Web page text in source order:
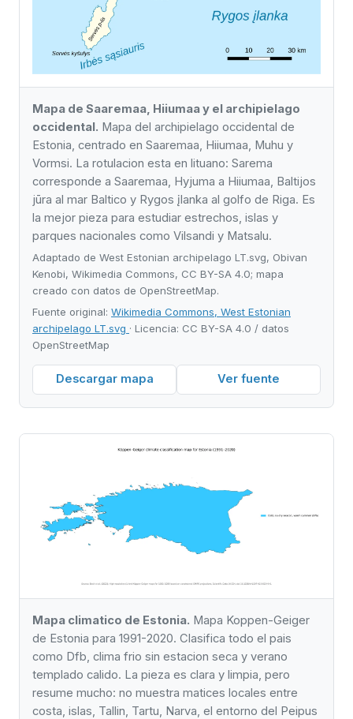
Mapa de Saaremaa, Hiiumaa y el archipielago
occidental. Mapa del archipielago occidental de
Estonia, centrado en Saaremaa, Hiiumaa, Muhu y
Vormsi. La rotulacion esta en lituano: Sarema
corresponde a Saaremaa, Hyjuma a Hiiumaa, Baltijos
jūra al mar Baltico y Rygos įlanka al golfo de Riga. Es
la mejor pieza para estudiar estrechos, islas y
parques nacionales como Vilsandi y Matsalu.
Adaptado de West Estonian archipelago LT.svg, Obivan
Kenobi, Wikimedia Commons, CC BY-SA 4.0; mapa
creado con datos de OpenStreetMap.
Fuente original: Wikimedia Commons, West Estonian
archipelago LT.svg · Licencia: CC BY-SA 4.0 / datos
OpenStreetMap
Descargar mapa Ver fuente
Mapa climatico de Estonia. Mapa Koppen-Geiger
de Estonia para 1991-2020. Clasifica todo el pais
como Dfb, clima frio sin estacion seca y verano
templado calido. La pieza es clara y limpia, pero
resume mucho: no muestra matices locales entre
costa, islas, Tallin, Tartu, Narva, el entorno del Peipus